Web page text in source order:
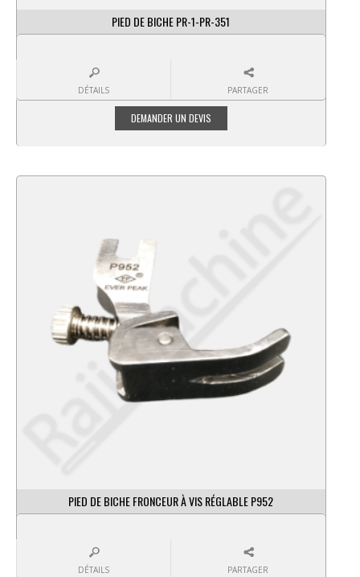
PIED DE BICHE PR-1-PR-351
DÉTAILS PARTAGER
PIED DE BICHE FRONCEUR À VIS RÉGLABLE P952
DÉTAILS PARTAGER